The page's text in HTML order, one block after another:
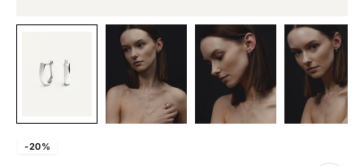
-20%